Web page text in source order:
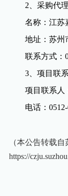
2 、采购代
名称：江苏
地址：苏州
联系方式：
3、项目联
项目联系人
电话：
（本公告转载
https://